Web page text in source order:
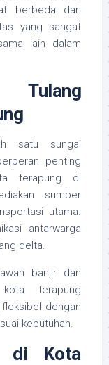
berbeda dari
yang sangat
lain dalam
Tulang
satu sungai
penting
terapung di
sumber
utama.
antarwarga
delta.
banjir dan
terapung
dengan
kebutuhan.
di Kota